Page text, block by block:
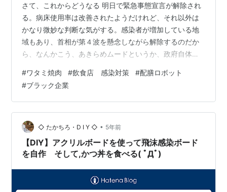
さて、これからどうなる 明日で緊急事態宣言が解除され
る。病床使用率は改善されたようだけれど、それ以外は
かなり微妙な判断な気がする。感染者が増加している地
域もあり、首相が第４波を懸念しながら解除するのだか
ら、なんかこう、あきらめムードというか、政府自体が
請がすっぱりなくなるわけではないし、実際に感染が下
げ止まっている状況から再び飲食店でクラスターや感染
者がでた場合のお客様側の印象が「やっぱりダメか」と
なってしまったら、それこそトドメをさされる形になっ
てしまう。 時短の影響もクラスターの懸念あって、夕方
以降からの宴会はまだまだ見込めないし、長く休…
#ワタミ焼肉 #飲食店 感染対策 #配膳ロボット
#ブラック企業
◇ たかちろ・D I Y ◇ • 5年前
【DIY】アクリルボードを使って飛沫感染ボード
を自作 そして,かつ丼を食べる( ﾟДﾟ)